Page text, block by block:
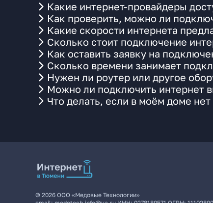
Какие интернет-провайдеры
Как проверить, можно ли
Какие скорости интернета
Сколько стоит подключение
Как оставить заявку на
Сколько времени занимает
Нужен ли роутер или другое
Можно ли подключить интернет
Что делать, если в моём доме
© 2026 ООО «Медовые Технологии»